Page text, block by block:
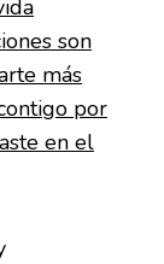
son
más
por
en el